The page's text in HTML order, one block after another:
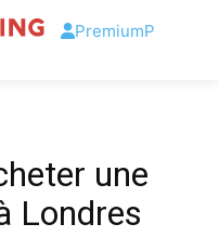
PremiumP
une
Londres